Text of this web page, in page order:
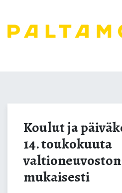
Koulut ja
avataan 14.
linjausten
Koulut ja
14. toukokuuta
mukaisesti